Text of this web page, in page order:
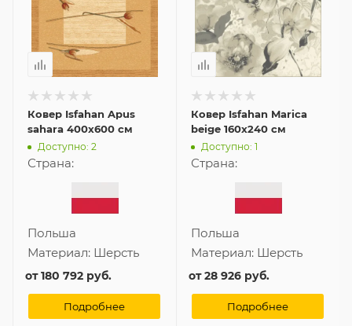
Ковер Isfahan Apus
sahara 400x600 см
Доступно: 2
Страна:
Польша
Материал: Шерсть
от180 792 руб.
Подробнее
Ковер Isfahan Marica
beige 160x240 см
Доступно: 1
Страна:
Польша
Материал: Шерсть
от28 926 руб.
Подробнее